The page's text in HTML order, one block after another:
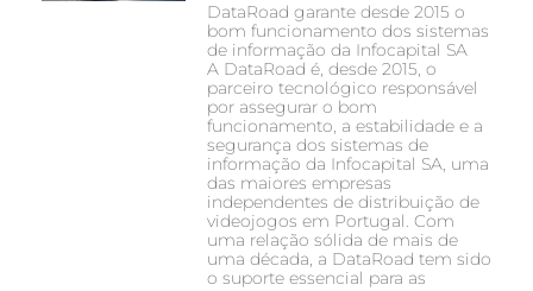
DataRoad garante desde 2015 o
bom funcionamento dos sistemas
de informação da Infocapital SA
A DataRoad é, desde 2015, o
parceiro tecnológico responsável
por assegurar o bom
funcionamento, a estabilidade e a
segurança dos sistemas de
informação da Infocapital SA, uma
das maiores empresas
independentes de distribuição de
videojogos em Portugal. Com
uma relação sólida de mais de
uma década, a DataRoad tem sido
o suporte essencial para as